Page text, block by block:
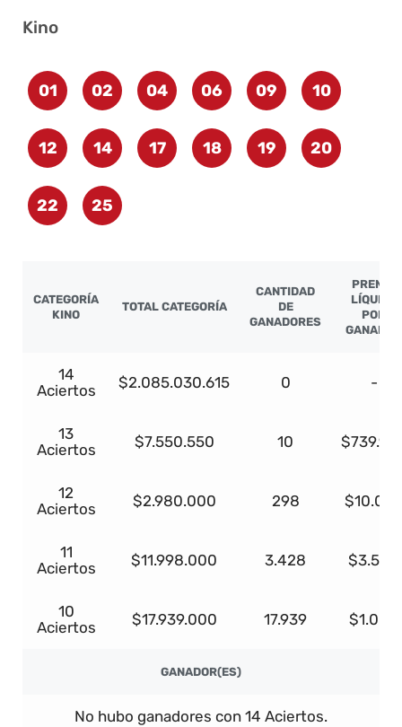
Kino
01 02 04 06 09 10
12 14 17 18 19 20
22 25
CATEGORÍA
KINO
TOTAL CATEGORÍA
CANTIDAD
DE
GANADORES
PREMIO
LÍQUIDO
POR
GANADOR
14
Aciertos
$2.085.030.615 0 -
13
Aciertos
$7.550.550 10
12
Aciertos
$2.980.000 298
11
Aciertos
$11.998.000 3.428 $3.500
10
Aciertos
$17.939.000 17.939 $1.000
GANADOR(ES)
No hubo ganadores con 14 Aciertos.